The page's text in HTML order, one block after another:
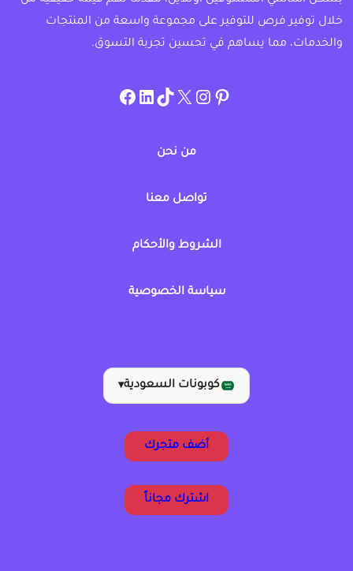
خلال توفير فرص للتوفير على مجموعة واسعة من المنتجات
والخدمات، مما يساهم في تحسين تجربة التسوق.
pinterest
allcouponat
twitter
TikTok
linkedin
facebook
من نحن
تواصل معنا
الشروط والأحكام
سياسة الخصوصية
كوبونات السعودية▾
أضف متجرك
اشترك مجاناً